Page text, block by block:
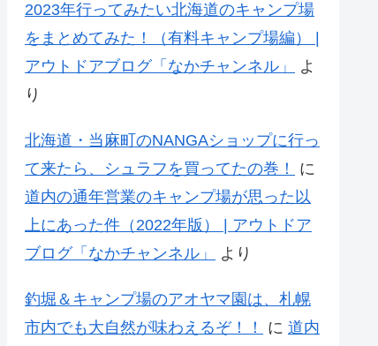
2023年行ってみたい北海道のキャンプ場
をまとめてみた！（有料キャンプ場編） |
アウトドアブログ「なかチャンネル」
よ
り
北海道・当麻町のNANGAショップに行っ
て来たら、シュラフを買ってたの巻！
に
道内の通年営業のキャンプ場が思った以
上にあった件（2022年版） | アウトドア
ブログ「なかチャンネル」
より
釣堀＆キャンプ場のアオヤマ園は、札幌
市内でも大自然が味わえるぞ！！
に 道内